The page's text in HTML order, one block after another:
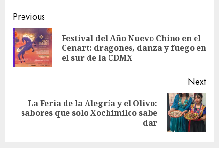
Post
navigation
Previous
Festival del Año Nuevo Chino en el
Cenart: dragones, danza y fuego en
el sur de la CDMX
Next
Next
La Feria de la Alegría y el Olivo:
sabores que solo Xochimilco sabe
dar